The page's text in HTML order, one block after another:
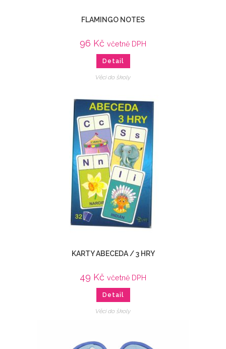
FLAMINGO NOTES
96 Kč včetně DPH
Detail
Věci do školy
KARTY ABECEDA / 3 HRY
49 Kč včetně DPH
Detail
Věci do školy